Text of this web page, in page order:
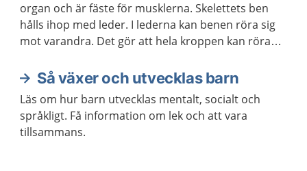
organ och är fäste för musklerna. Skelettets ben
hålls ihop med leder. I lederna kan benen röra sig
mot varandra. Det gör att hela kroppen kan röra
Så växer och utvecklas barn
Läs om hur barn utvecklas mentalt, socialt och
språkligt. Få information om lek och att vara
tillsammans.